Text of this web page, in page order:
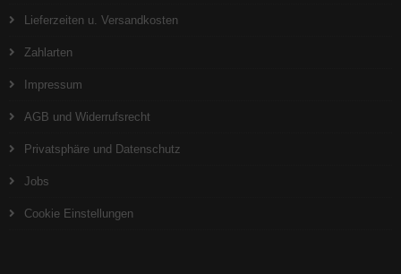
Lieferzeiten u. Versandkosten
Zahlarten
Impressum
AGB und Widerrufsrecht
Privatsphäre und Datenschutz
Jobs
Cookie Einstellungen